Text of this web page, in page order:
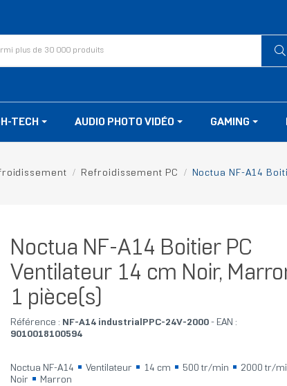
TECH AUDIO PHOTO VIDÉO GAMING
Refroidissement PC Noctua NF-A14
Noctua NF-A14 Boitier PC
Ventilateur 14 cm Noir,
1 pièce(s)
Référence : NF-A14 industrialPPC-24V-2000- EAN :
9010018100594
Noctua NF-A14 Ventilateur 14 cm 500 tr/min 2000 tr/
Noir
Marron